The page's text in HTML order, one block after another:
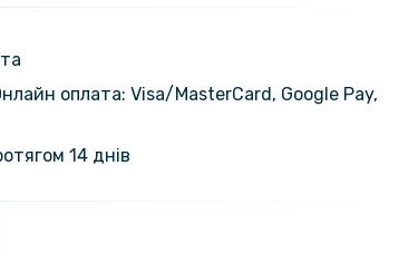
оплата: Visa/MasterСard, Google Pay,
14 днів